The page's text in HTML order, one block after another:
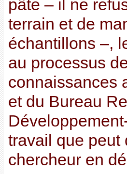
pâte – il ne
terrain et de
échantillons –,
au processus
connaissances
et du Bureau
travail que peut
chercheur en